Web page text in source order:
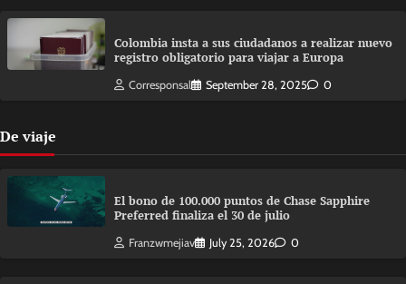
Colombia insta a sus ciudadanos a realizar nuevo
registro obligatorio para viajar a Europa
Corresponsal September 28, 2025 0
De viaje
El bono de 100.000 puntos de Chase Sapphire
Preferred finaliza el 30 de julio
Franzwmejiav July 25, 2026 0